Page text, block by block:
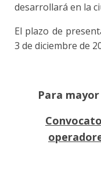
desarrollará en la
El plazo de
3 de diciembre de
Para